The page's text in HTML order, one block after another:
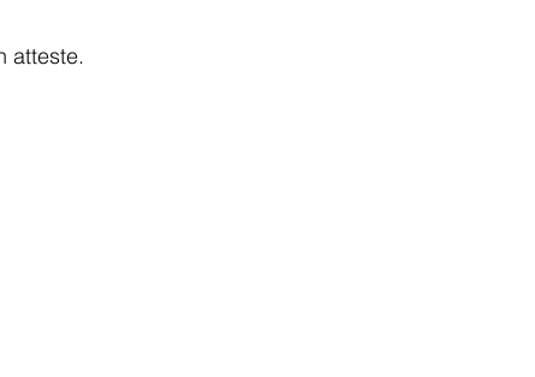
atteste.